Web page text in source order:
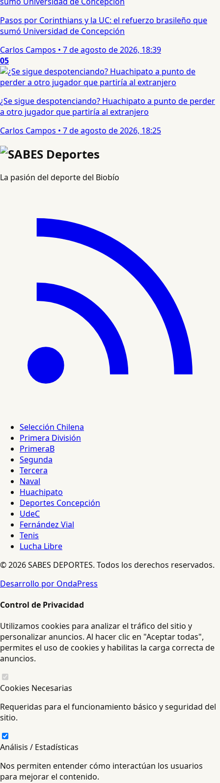
Pasos por Corinthians y la UC: el refuerzo brasileño que
sumó Universidad de Concepción
Carlos Campos • 7 de agosto de 2026, 18:39
05
¿Se sigue despotenciando? Huachipato a punto de perder
a otro jugador que partiría al extranjero
Carlos Campos • 7 de agosto de 2026, 18:25
La pasión del deporte del Biobío
Selección Chilena
Primera División
PrimeraB
Segunda
Tercera
Naval
Huachipato
Deportes Concepción
UdeC
Fernández Vial
Tenis
Lucha Libre
© 2026 SABES DEPORTES. Todos los derechos reservados.
Desarrollo por OndaPress
Control de Privacidad
Utilizamos cookies para analizar el tráfico del sitio y
personalizar anuncios. Al hacer clic en "Aceptar todas",
permites el uso de cookies y habilitas la carga correcta de
anuncios.
Cookies Necesarias
Requeridas para el funcionamiento básico y seguridad del
sitio.
Análisis / Estadísticas
Nos permiten entender cómo interactúan los usuarios
para mejorar el contenido.